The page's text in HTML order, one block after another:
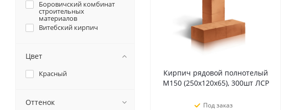
Кирпич рядовой полнотелый
М150 (250x120x65), 300шт ЛСР
Под заказ
Боровичский комбинат
строительных
материалов
Витебский кирпич
Цвет
Красный
Оттенок